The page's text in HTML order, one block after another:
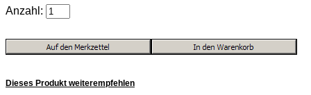
Anzahl:
Dieses Produkt weiterempfehlen